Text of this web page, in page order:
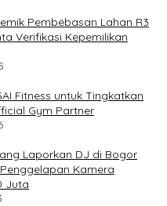
Pembebasan Lahan R3
Verifikasi Kepemilikan
Fitness untuk Tingkatkan
Gym Partner
Laporkan DJ di Bogor
Kamera
Juta